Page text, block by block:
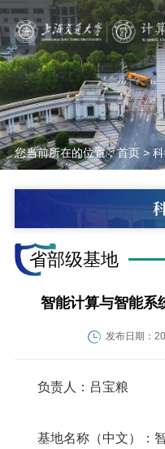
您当前所在的位置：首页>
省部级基地
智能计算与智能系
发布日期：
负责人：吕宝粮
基地名称（中文）：